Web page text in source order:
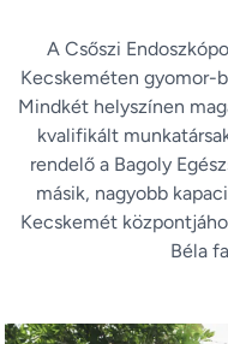
A Csőszi
Kecskeméten gyomor-
Mindkét helyszínen
kvalifikált
rendelő a Bagoly
másik, nagyobb
Kecskemét
Béla